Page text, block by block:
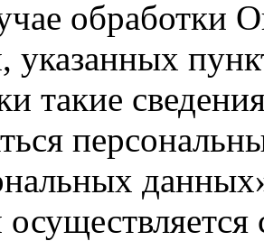
обработки
указанных
такие